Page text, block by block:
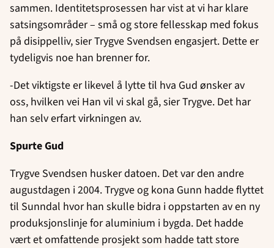
sammen. Identitetsprosessen har vist at vi har klare
satsingsområder – små og store fellesskap med fokus
på disippelliv, sier Trygve Svendsen engasjert. Dette er
tydeligvis noe han brenner for.
-Det viktigste er likevel å lytte til hva Gud ønsker av
oss, hvilken vei Han vil vi skal gå, sier Trygve. Det har
han selv erfart virkningen av.
Spurte Gud
Trygve Svendsen husker datoen. Det var den andre
augustdagen i 2004. Trygve og kona Gunn hadde flyttet
til Sunndal hvor han skulle bidra i oppstarten av en ny
produksjonslinje for aluminium i bygda. Det hadde
vært et omfattende prosjekt som hadde tatt store